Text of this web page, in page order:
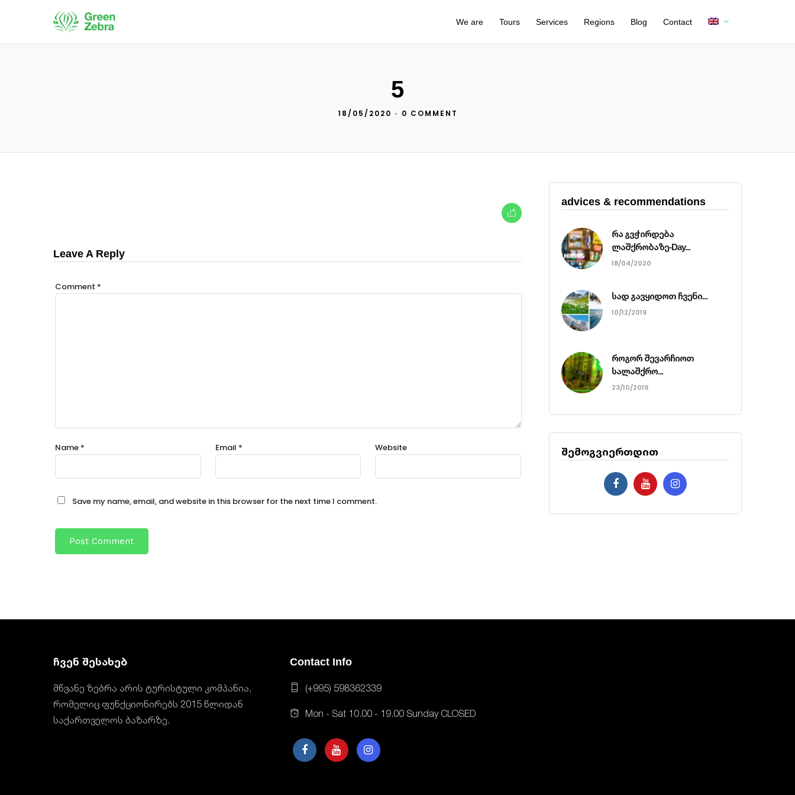
We are Tours Services Regions Blog Contact
5
18/05/2020 • 0 COMMENT
Leave A Reply
Comment *
Name * Email * Website
Save my name, email, and website in this browser for the next time I comment.
advices & recommendations
რა გვჭირდება
ლაშქრობაზე-Day...
18/04/2020
სად გავყიდოთ ჩვენი...
10/12/2019
როგორ შევარჩიოთ
სალაშქრო...
23/10/2019
შემოგვიერთდით
ჩვენ შესახებ
მწვანე ზებრა არის ტურისტული კომპანია,
რომელიც ფუნქციონირებს 2015 წლიდან
საქართველოს ბაზარზე.
Contact Info
(+995) 598362339
Mon - Sat 10.00 - 19.00 Sunday CLOSED